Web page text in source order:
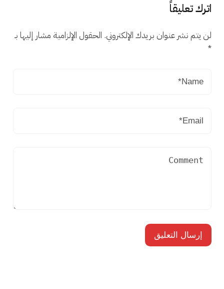
اترك تعليقاً
لن يتم نشر عنوان بريدك الإلكتروني. الحقول الإلزامية مشار إليها بـ
*